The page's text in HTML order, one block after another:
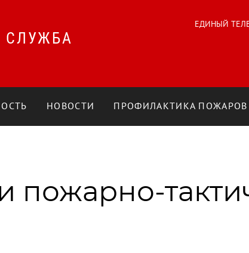
СЛУЖБА
ЕДИНЫЙ
НОВОСТИ ПРОФИЛАКТИКА ПОЖАРОВ
пожарно-